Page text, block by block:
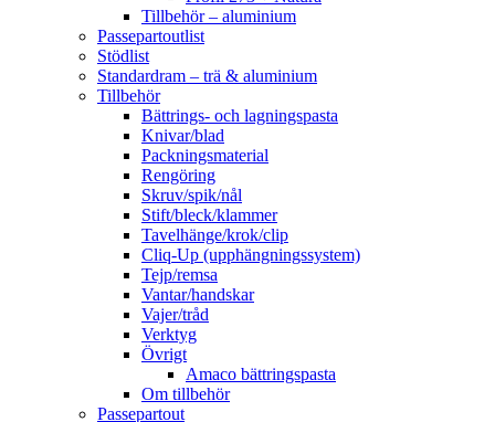
Tillbehör – aluminium
Passepartoutlist
Stödlist
Standardram – trä & aluminium
Tillbehör
Bättrings- och lagningspasta
Knivar/blad
Packningsmaterial
Rengöring
Skruv/spik/nål
Stift/bleck/klammer
Tavelhänge/krok/clip
Cliq-Up (upphängningssystem)
Tejp/remsa
Vantar/handskar
Vajer/tråd
Verktyg
Övrigt
Amaco bättringspasta
Om tillbehör
Passepartout